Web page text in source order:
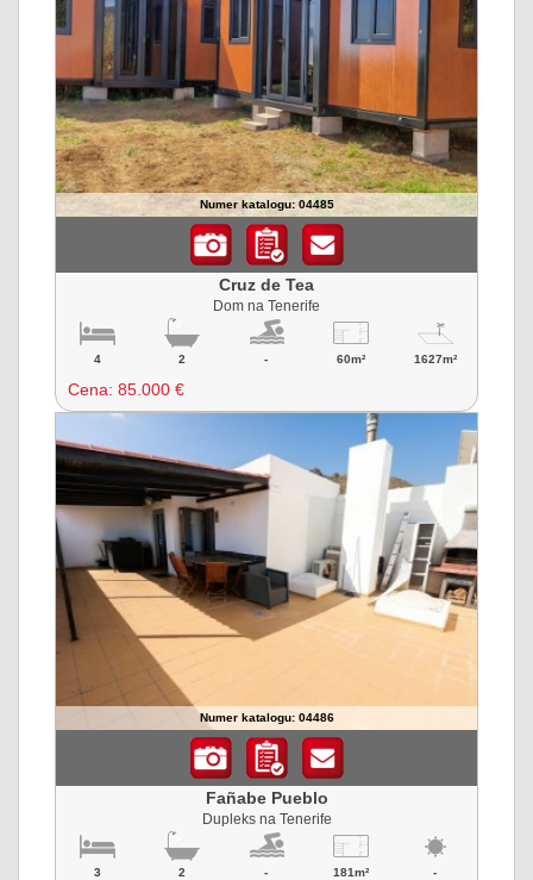
Numer katalogu: 04485
Cruz de Tea
Dom na Tenerife
4 2 - 60m² 1627m²
Cena: 85.000 €
Numer katalogu: 04486
Fañabe Pueblo
Dupleks na Tenerife
3 2 - 181m² -